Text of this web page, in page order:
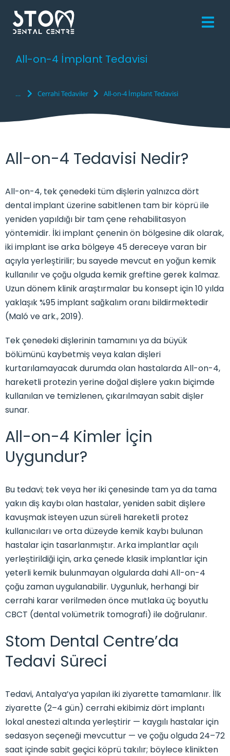
All-on-4 İmplant Tedavisi
You are here:
Cerrahi Tedaviler All-on-4 İmplant Tedavisi
All-on-4 Tedavisi Nedir?
All-on-4, tek çenedeki tüm dişlerin yalnızca dört
dental implant üzerine sabitlenen tam bir köprü ile
yeniden yapıldığı bir tam çene rehabilitasyon
yöntemidir. İki implant çenenin ön bölgesine dik olarak,
iki implant ise arka bölgeye 45 dereceye varan bir
açıyla yerleştirilir; bu sayede mevcut en yoğun kemik
kullanılır ve çoğu olguda kemik greftine gerek kalmaz.
Uzun dönem klinik araştırmalar bu konsept için 10 yılda
yaklaşık %95 implant sağkalım oranı bildirmektedir
(Maló ve ark., 2019).
Tek çenedeki dişlerinin tamamını ya da büyük
bölümünü kaybetmiş veya kalan dişleri
kurtarılamayacak durumda olan hastalarda All-on-4,
hareketli protezin yerine doğal dişlere yakın biçimde
kullanılan ve temizlenen, çıkarılmayan sabit dişler
sunar.
All-on-4 Kimler İçin
Uygundur?
Bu tedavi; tek veya her iki çenesinde tam ya da tama
yakın diş kaybı olan hastalar, yeniden sabit dişlere
kavuşmak isteyen uzun süreli hareketli protez
kullanıcıları ve orta düzeyde kemik kaybı bulunan
hastalar için tasarlanmıştır. Arka implantlar açılı
yerleştirildiği için, arka çenede klasik implantlar için
yeterli kemik bulunmayan olgularda dahi All-on-4
çoğu zaman uygulanabilir. Uygunluk, herhangi bir
cerrahi karar verilmeden önce mutlaka üç boyutlu
CBCT (dental volümetrik tomografi) ile doğrulanır.
Stom Dental Centre’da
Tedavi Süreci
Tedavi, Antalya’ya yapılan iki ziyarette tamamlanır. İlk
ziyarette (2–4 gün) cerrahi ekibimiz dört implantı
lokal anestezi altında yerleştirir — kaygılı hastalar için
sedasyon seçeneği mevcuttur — ve çoğu olguda 24–72
saat içinde sabit geçici köprü takılır; böylece klinikten